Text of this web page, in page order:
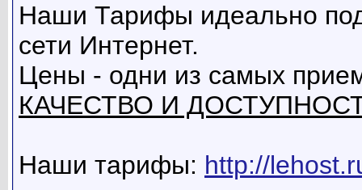
Наши Тарифы идеально
сети Интернет.
Цены - одни из самых
КАЧЕСТВО И
Наши тарифы: http://